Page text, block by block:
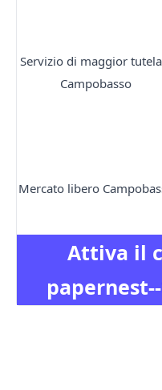
Attiva il
Servizio di maggior
Campobasso
Mercato libero